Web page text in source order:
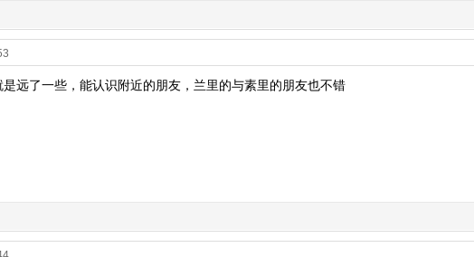
远了一些，能认识附近的朋友，兰里的与素里的朋友也不错